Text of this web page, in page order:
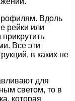
Вдоль
рейки или
Все эти
в каких не
для
светом, то в
которая